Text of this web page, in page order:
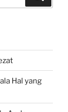
Hal yang